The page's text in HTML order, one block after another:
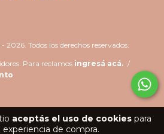
aceptás el uso de cookiespara
experiencia de compra.
Todos los derechos reservados.
Para reclamos ingresá acá. /